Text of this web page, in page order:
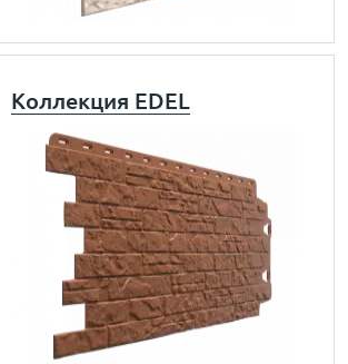
Коллекция EDEL